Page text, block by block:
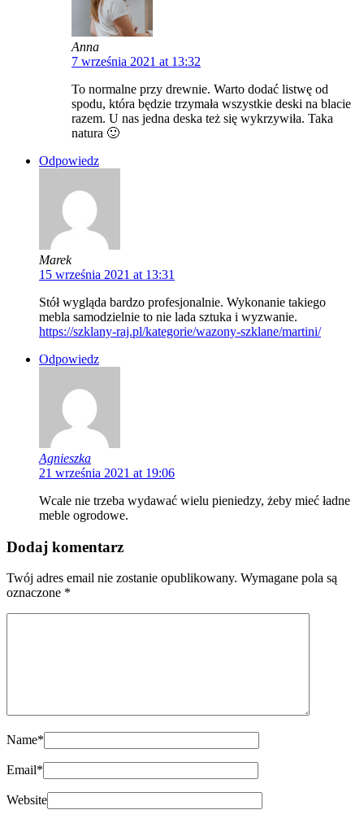
Anna
7 września 2021 at 13:32
To normalne przy drewnie. Warto dodać listwę od
spodu, która będzie trzymała wszystkie deski na blacie
razem. U nas jedna deska też się wykrzywiła. Taka
natura 🙂
Odpowiedz
Marek
15 września 2021 at 13:31
Stół wygląda bardzo profesjonalnie. Wykonanie takiego
mebla samodzielnie to nie lada sztuka i wyzwanie.
https://szklany-raj.pl/kategorie/wazony-szklane/martini/
Odpowiedz
Agnieszka
21 września 2021 at 19:06
Wcale nie trzeba wydawać wielu pieniedzy, żeby mieć ładne
meble ogrodowe.
Dodaj komentarz
Twój adres email nie zostanie opublikowany. Wymagane pola są
oznaczone *
Name*
Email*
Website